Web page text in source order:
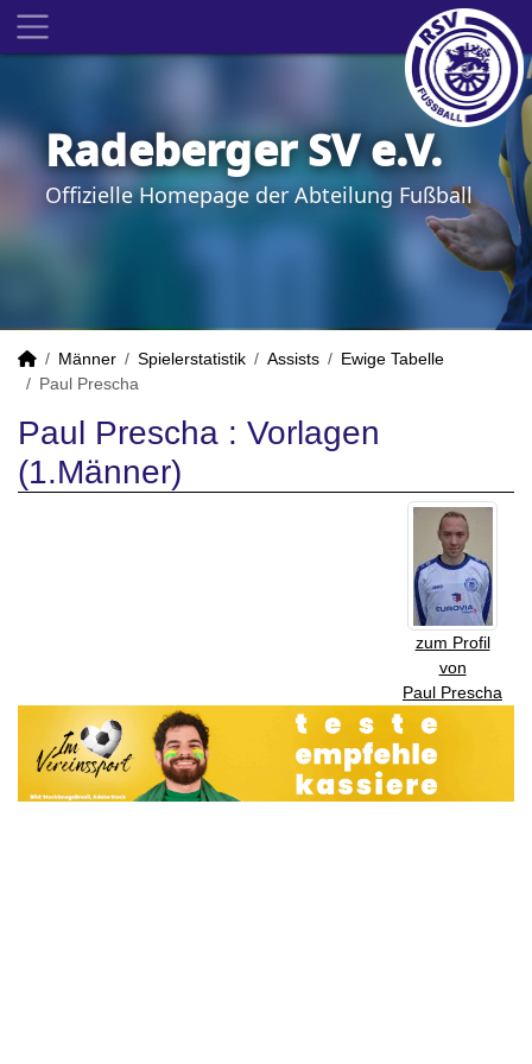
Radeberger SV e.V.
Offizielle Homepage der Abteilung Fußball
Männer Spielerstatistik Assists
Ewige Tabelle
Paul Prescha
Paul Prescha : Vorlagen
(1.Männer)
zum Profil
von
Paul Prescha